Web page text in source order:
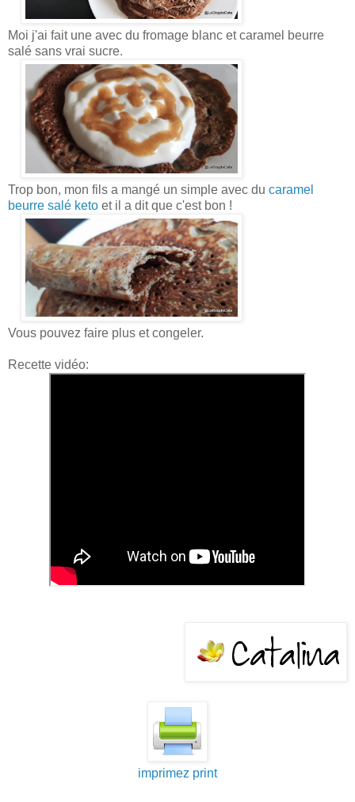
Moi j'ai fait une avec du fromage blanc et caramel beurre
salé sans vrai sucre.
Trop bon, mon fils a mangé un simple avec du caramel
beurre salé keto et il a dit que c'est bon !
Vous pouvez faire plus et congeler.
Recette vidéo:
imprimez print